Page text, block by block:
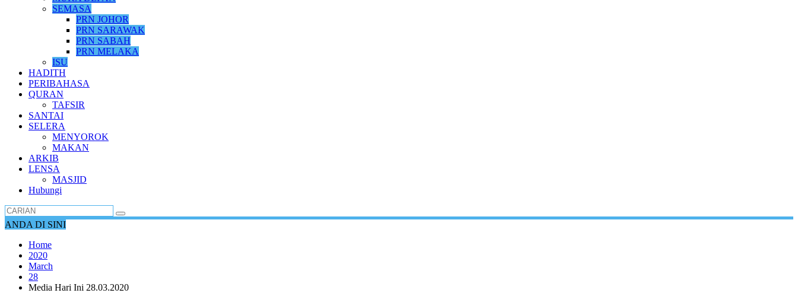
SEMASA
PRN JOHOR
PRN SARAWAK
PRN SABAH
PRN MELAKA
ISU
HADITH
PERIBAHASA
QURAN
TAFSIR
SANTAI
SELERA
MENYOROK
MAKAN
ARKIB
LENSA
MASJID
Hubungi
ANDA DI SINI
Home
2020
March
28
Media Hari Ini 28.03.2020